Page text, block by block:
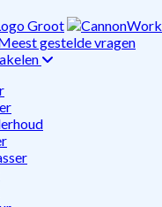
gestelde vragen